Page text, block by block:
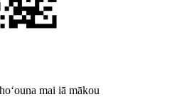
mai iā mākou